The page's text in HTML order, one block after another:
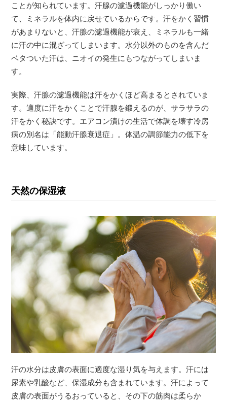
ことが知られています。汗腺の濾過機能がしっかり働い
て、ミネラルを体内に戻せているからです。汗をかく習慣
があまりないと、汗腺の濾過機能が衰え、ミネラルも一緒
に汗の中に混ざってしまいます。水分以外のものを含んだ
ベタついた汗は、ニオイの発生にもつながってしまいま
す。
実際、汗腺の濾過機能は汗をかくほど高まるとされていま
す。適度に汗をかくことで汗腺を鍛えるのが、サラサラの
汗をかく秘訣です。エアコン漬けの生活で体調を壊す冷房
病の別名は「能動汗腺衰退症」。体温の調節能力の低下を
意味しています。
天然の保湿液
汗の水分は皮膚の表面に適度な湿り気を与えます。汗には
尿素や乳酸など、保湿成分も含まれています。汗によって
皮膚の表面がうるおっていると、その下の筋肉は柔らか